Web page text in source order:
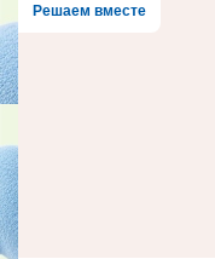
Решаем вместе